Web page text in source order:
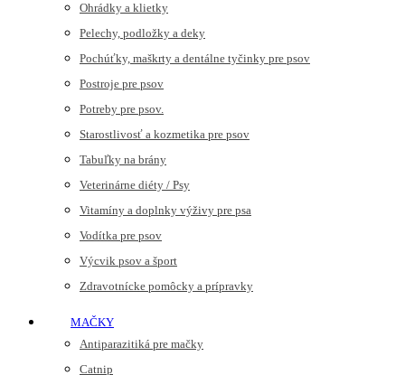
Ohrádky a klietky
Pelechy, podložky a deky
Pochúťky, maškrty a dentálne tyčinky pre psov
Postroje pre psov
Potreby pre psov.
Starostlivosť a kozmetika pre psov
Tabuľky na brány
Veterinárne diéty / Psy
Vitamíny a doplnky výživy pre psa
Vodítka pre psov
Výcvik psov a šport
Zdravotnícke pomôcky a prípravky
MAČKY
Antiparazitiká pre mačky
Catnip